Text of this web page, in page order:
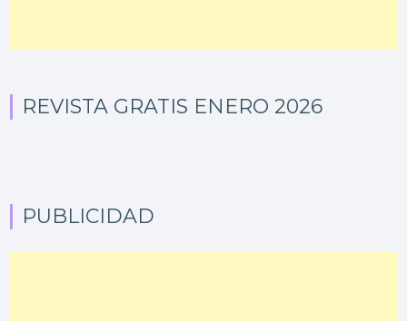
REVISTA GRATIS ENERO 2026
PUBLICIDAD